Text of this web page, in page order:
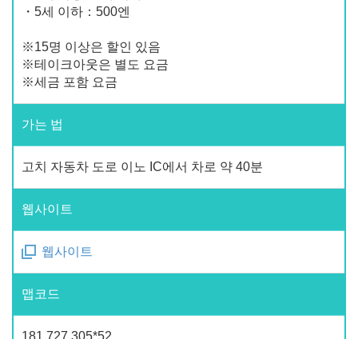
・5세 이하：500엔
※15명 이상은 할인 있음
※테이크아웃은 별도 요금
※세금 포함 요금
가는 법
고치 자동차 도로 이노 IC에서 차로 약 40분
웹사이트
웹사이트
맵코드
181 727 305*52